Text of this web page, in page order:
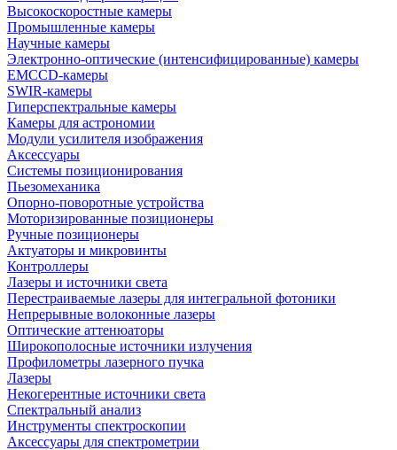
Высокоскоростные камеры
Промышленные камеры
Научные камеры
Электронно-оптические (интенсифицированные) камеры
EMCCD-камеры
SWIR-камеры
Гиперспектральные камеры
Камеры для астрономии
Модули усилителя изображения
Аксессуары
Системы позиционирования
Пьезомеханика
Опорно-поворотные устройства
Моторизированные позиционеры
Ручные позиционеры
Актуаторы и микровинты
Контроллеры
Лазеры и источники света
Перестраиваемые лазеры для интегральной фотоники
Непрерывные волоконные лазеры
Оптические аттенюаторы
Широкополосные источники излучения
Профилометры лазерного пучка
Лазеры
Некогерентные источники света
Спектральный анализ
Инструменты спектроскопии
Аксессуары для спектрометрии